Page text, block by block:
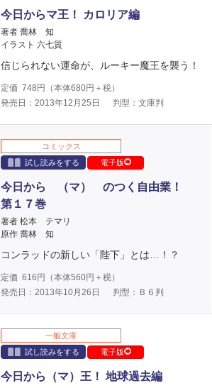
今日からマ王！ カロリア編
著者 喬林 知
イラスト 六七質
信じられない運命が、ルーキー魔王を襲う！
定価 748 円（本体680円＋税）
発売日：2013年12月25日
判型：文庫判
コミックス
試し読みをする
電子版
今日から （マ） のつく自由業！
第１７巻
著者 松本 テマリ
原作 喬林 知
コンラッドの新しい「陛下」とは…！？
定価 616 円（本体560円＋税）
発売日：2013年10月26日
判型：Ｂ６判
一般文庫
試し読みをする
電子版
今日から（マ）王！ 地球過去編